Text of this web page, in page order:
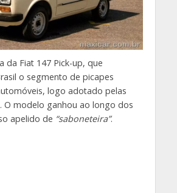
da Fiat 147 Pick-up, que
o segmento de picapes
logo adotado pelas
O modelo ganhou ao longo dos
apelido de “saboneteira”.